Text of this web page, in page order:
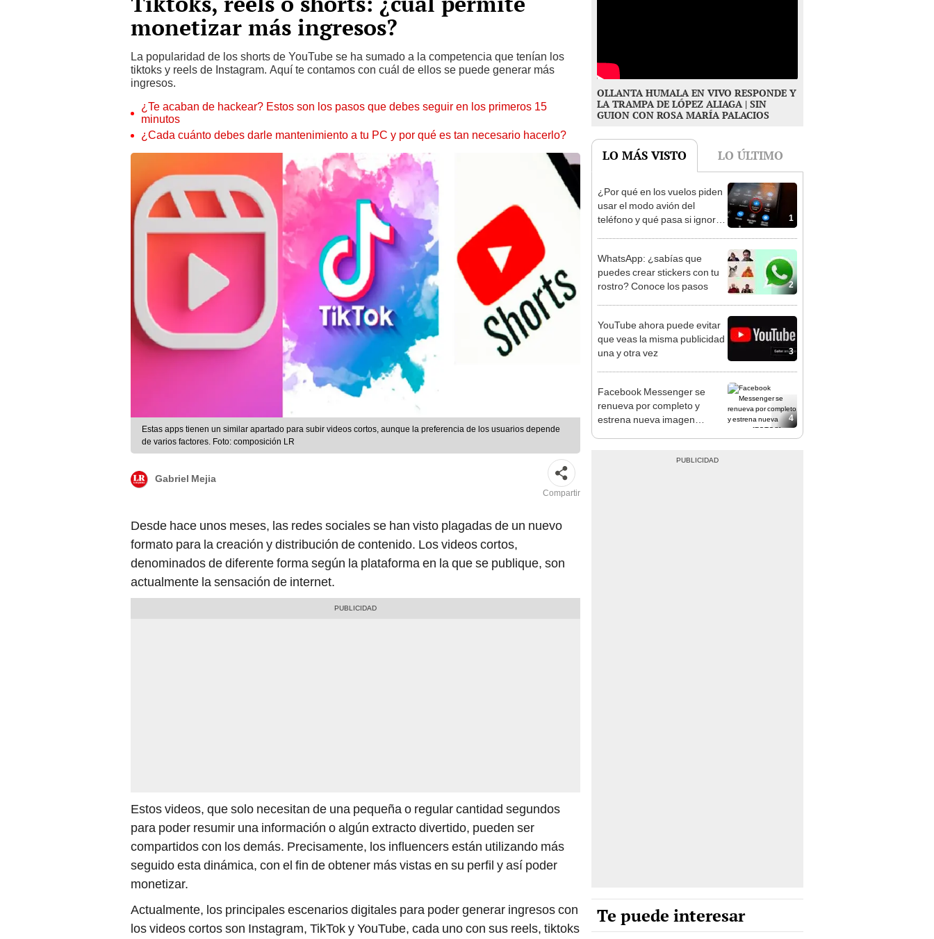
monetizar más ingresos?
La popularidad de los shorts de YouTube se ha sumado a la competencia que tenían los
tiktoks y reels de Instagram. Aquí te contamos con cuál de ellos se puede generar más
ingresos.
¿Te acaban de hackear? Estos son los pasos que debes seguir en los primeros 15
minutos
¿Cada cuánto debes darle mantenimiento a tu PC y por qué es tan necesario hacerlo?
Estas apps tienen un similar apartado para subir videos cortos, aunque la preferencia de los usuarios depende
de varios factores. Foto: composición LR
Gabriel Mejia
Compartir
Desde hace unos meses, las redes sociales se han visto plagadas de un nuevo
formato para la creación y distribución de contenido. Los videos cortos,
denominados de diferente forma según la plataforma en la que se publique, son
actualmente la sensación de internet.
Estos videos, que solo necesitan de una pequeña o regular cantidad segundos
para poder resumir una información o algún extracto divertido, pueden ser
compartidos con los demás. Precisamente, los influencers están utilizando más
seguido esta dinámica, con el fin de obtener más vistas en su perfil y así poder
monetizar.
Actualmente, los principales escenarios digitales para poder generar ingresos con
los videos cortos son Instagram, TikTok y YouTube, cada uno con sus reels, tiktoks
OLLANTA HUMALA EN VIVO RESPONDE Y
LA TRAMPA DE LÓPEZ ALIAGA | SIN
GUION CON ROSA MARÍA PALACIOS
LO MÁS VISTO LO ÚLTIMO
1
¿Por qué en los vuelos piden
usar el modo avión del
teléfono y qué pasa si ignoras
2
WhatsApp: ¿sabías que
puedes crear stickers con tu
rostro? Conoce los pasos
3
YouTube ahora puede evitar
que veas la misma publicidad
una y otra vez
4
Facebook Messenger se
renueva por completo y
estrena nueva imagen
Te puede interesar